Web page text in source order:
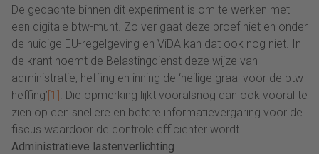
De gedachte binnen dit experiment is om te werken met
een digitale btw-munt. Zo ver gaat deze proef niet en onder
de huidige EU-regelgeving en ViDA kan dat ook nog niet. In
de krant noemt de Belastingdienst deze wijze van
administratie, heffing en inning de ‘heilige graal voor de btw-
heffing’[1] . Die opmerking lijkt vooralsnog dan ook vooral te
zien op een snellere en betere informatievergaring voor de
fiscus waardoor de controle efficiënter wordt.
Administratieve lastenverlichting